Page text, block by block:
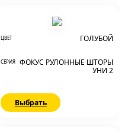
ЦВЕТ ГОЛУБОЙ
СЕРИЯ
ФОКУС РУЛОННЫЕ ШТОРЫ
УНИ 2
Выбрать